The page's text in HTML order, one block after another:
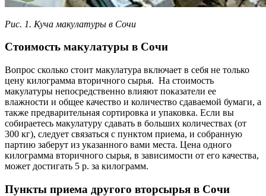
Рис. 1. Куча макулатуры в Сочи
Стоимость макулатуры в Сочи
Вопрос сколько стоит макулатура включает в себя не только
цену килограмма вторичного сырья. На стоимость
макулатуры непосредственно влияют показатели ее
влажности и общее качество и количество сдаваемой бумаги, а
также предварительная сортировка и упаковка. Если вы
собираетесь макулатуру сдавать в больших количествах (от
300 кг), следует связаться с пунктом приема, и собранную
партию заберут из указанного вами места. Цена одного
килограмма вторичного сырья, в зависимости от его качества,
может достигать 5 р. за килограмм.
Пункты приема другого вторсырья в Сочи